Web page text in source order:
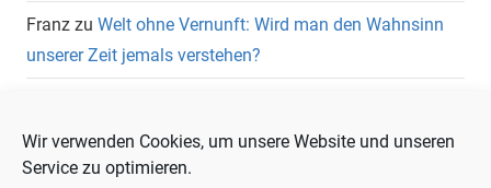
Wir verwenden Cookies, um unsere Website und unseren
Service zu optimieren.
Franz zu Welt ohne Vernunft: Wird man den Wahnsinn
unserer Zeit jemals verstehen?
Wahnsinn unserer Zeit jemals verstehen?